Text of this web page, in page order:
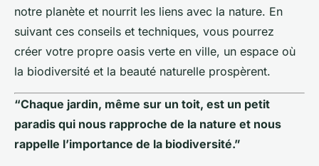
notre planète et nourrit les liens avec la nature. En
suivant ces conseils et techniques, vous pourrez
créer votre propre oasis verte en ville, un espace où
la biodiversité et la beauté naturelle prospèrent.
“Chaque jardin, même sur un toit, est un petit
paradis qui nous rapproche de la nature et nous
rappelle l’importance de la biodiversité.”